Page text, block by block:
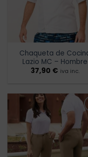
Chaqueta de
Lazio MC – Hombre
37,90 € iva inc.